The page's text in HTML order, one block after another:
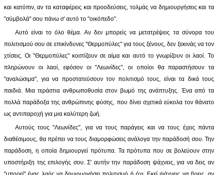
και κατόπιν, αν τα καταφέρεις και προοδεύσεις, τολμάς να δημιουργήσεις και τα
"σύμβολά" σου πάνω σ' αυτό το "οικόπεδο".
Αυτό είναι το όλο θέμα. Αν δεν μπορείς να μετατρέψεις τα σύνορα του
πολιτισμού σου σε επικίνδυνες "Θερμοπύλες" για τους ξένους, δεν ξεκινάς να τον
χτίσεις. Οι "Θερμοπύλες" κοστίζουν σε αίμα και αυτό το γνωρίζουν οι λαοί. Το
πληρώνουν οι λαοί, εφόσον οι "Λεωνίδες", οι οποίοι θα παραστήσουν τα
"αναλώσιμα", για να προστατεύσουν τον πολιτισμό τους, είναι τα δικά τους
παιδιά. Μια τεράστια ανθρωποθυσία στον βωμό της ανάπτυξης. Ένα από τα
πολλά παράδοξα της ανθρώπινης φύσης, που δίνει σχετικά εύκολα τον θάνατο
ως αντιπαροχή για μια καλύτερη ζωή.
Αυτούς τους "Λεωνίδες", για να τους παράγεις και να τους έχεις πάντα
διαθέσιμους, θα πρέπει να τους διαμορφώσεις ανάλογα την παράδοσή σου. Την
παράδοση, η οποία δημιουργεί πρότυπα. Τα πρότυπα που σε βολεύουν στην
υποστήριξη της επιλογής σου. Σ' αυτήν την παράδοση ψάχνεις, για να δεις αν